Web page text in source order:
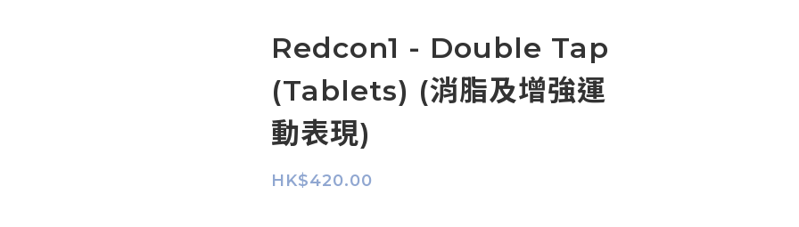
Redcon1 - Double Tap
(Tablets) (消脂及增強運
動表現)
HK$420.00